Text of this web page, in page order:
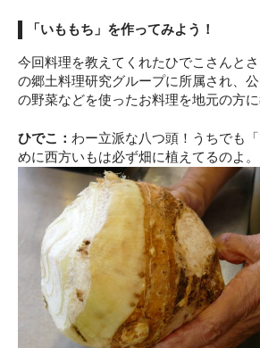
「いももち」を作ってみよう！
今回料理を教えてくれたひでこさんと
の郷土料理研究グループに所属され、
の野菜などを使ったお料理を地元の方に
ひでこ： わー立派な八つ頭！うちでも
めに西方いもは必ず畑に植えてるのよ。